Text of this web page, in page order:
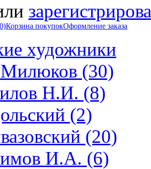
Корзина покупокОформление заказа
художники
(30)
Н.И. (8)
(2)
(20)
И.А. (6)